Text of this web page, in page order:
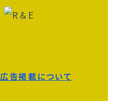
広告掲載について